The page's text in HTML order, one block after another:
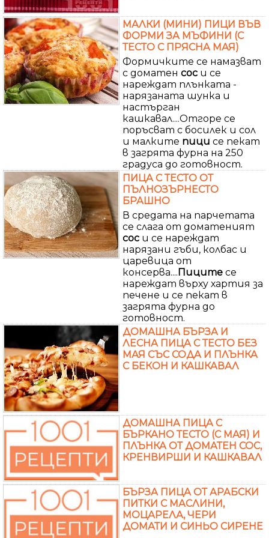
МАЛКИ (МИНИ) ПИЦИ ВЪВ
ФОРМИ ЗА МЪФИНИ (С
ТЕСТО С ПРЯСНА МАЯ)
Формичките се намазват
с доматен сос и се
нареждат плънката -
нарязаната шунка и
настърган
кашкавал....Отгоре се
поръсват с босилек и сол
и малките пици се пекат
в загрята фурна на 250
градуса до готовност.
ПИЦА С ТЕСТО ОТ
ПЪЛНОЗЪРНЕСТО
БРАШНО
В средата на парчетата
се слага от доматеният
сос и се нареждат
нарязани гъби, колбас и
царевица от
консерва....Пиците се
нареждат върху хартия за
печене и се пекат в
загрята фурна до
готовност.
ДОМАШНА БЪРЗА И
ЛЕСНА ПИЦА С ТЕСТО БЕЗ
МАЯ СЪС СОДА И ПЛЪНКА
С БЕКОН И КАШКАВАЛ
ДОМАШНА ПИЦА С
БЪРКАНО ТЕСТО (С МАЯ) И
ПЛЪНКА ОТ ДОМАТЕН СОС,
КРЕНВИРШИ И КАШКАВАЛ
БЪРЗА ПИЦА ОТ АРАБСКИ
ПИТКИ С МАСЛИНИ,
МОЦАРЕЛА, ЧЕРИ
ДОМАТИ И СИНЬО СИРЕНЕ